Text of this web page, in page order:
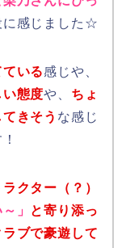
に感じました☆
ている感じや、
い態度や、 ちょ
きそう な感じ
クター（？）
」 と寄り添っ
ブで豪遊して